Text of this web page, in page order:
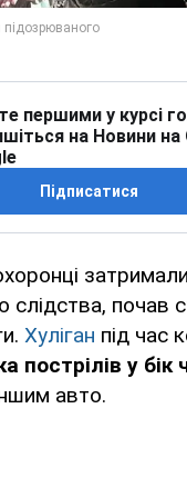
першими у курсі
на Новини на
Підписатися
слідства, почав
Хуліган під час
пострілів у бік
авто.